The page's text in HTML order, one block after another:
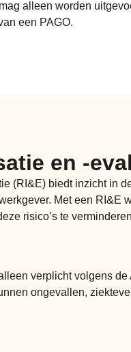
alleen worden
een PAGO.
en -
(RI&E) biedt inzicht in
Met een RI&E
risico’s te
verplicht volgens
ongevallen,